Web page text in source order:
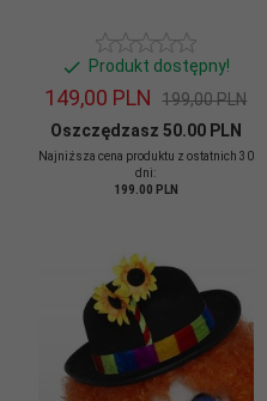
Produkt dostępny!
149,00 PLN
199,00 PLN
Oszczędzasz 50.00 PLN
Najniższa cena produktu z ostatnich 30
dni:
199.00 PLN